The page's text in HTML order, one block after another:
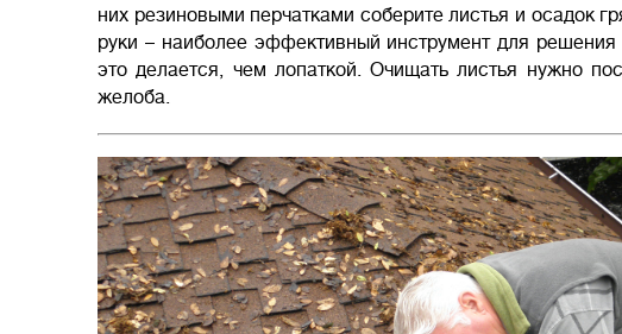
них резиновыми перчатками соберите листья и осадок
руки – наиболее эффективный инструмент для
это делается, чем лопаткой. Очищать листья нужно
желоба.